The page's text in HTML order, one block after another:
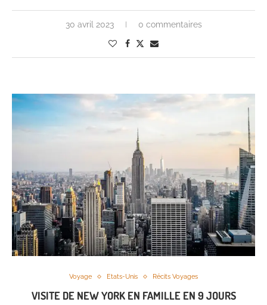
30 avril 2023 0 commentaires
Voyage Etats-Unis Récits Voyages
VISITE DE NEW YORK EN FAMILLE EN 9 JOURS